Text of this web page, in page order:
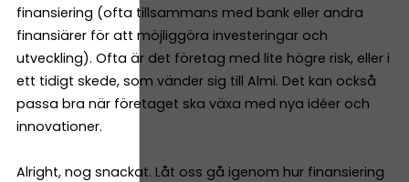
finansiering (ofta tillsammans med bank eller andra
finansiärer för att möjliggöra investeringar och
utveckling). Ofta är det företag med lite högre risk, eller i
ett tidigt skede, som vänder sig till Almi. Det kan också
passa bra när företaget ska växa med nya idéer och
innovationer.
Alright, nog snackat. Låt oss gå igenom hur finansiering